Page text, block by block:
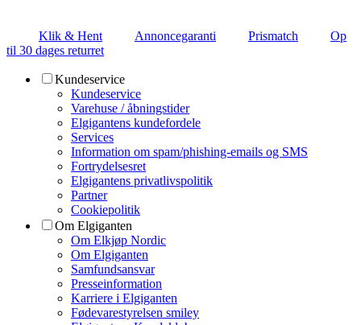
Klik & Hent Annoncegaranti Prismatch
Op
til 30 dages returret
Kundeservice
Kundeservice
Varehuse / åbningstider
Elgigantens kundefordele
Services
Information om spam/phishing-emails og SMS
Fortrydelsesret
Elgigantens privatlivspolitik
Partner
Cookiepolitik
Om Elgiganten
Om Elkjøp Nordic
Om Elgiganten
Samfundsansvar
Presseinformation
Karriere i Elgiganten
Fødevarestyrelsen smiley